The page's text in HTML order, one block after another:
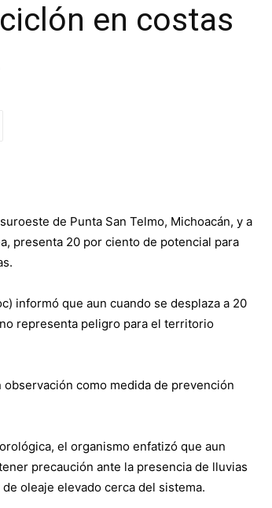
en costas
de Punta San Telmo, Michoacán, y a
presenta 20 por ciento de potencial para
informó que aun cuando se desplaza a 20
representa peligro para el territorio
como medida de prevención
el organismo enfatizó que aun
precaución ante la presencia de lluvias
oleaje elevado cerca del sistema.